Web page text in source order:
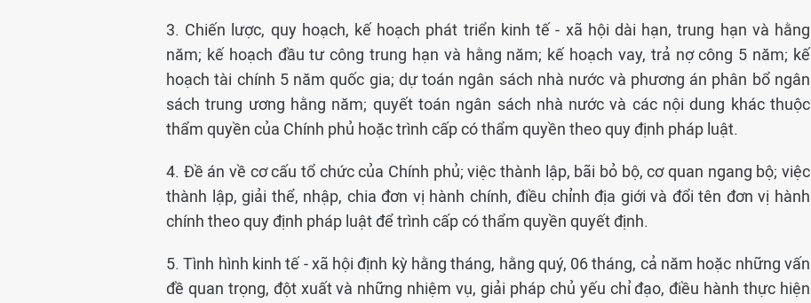
3. Chiến lược, quy hoạch, kế hoạch phát triển kinh tế - xã hội dài hạn, trung hạn và hằng
năm; kế hoạch đầu tư công trung hạn và hằng năm; kế hoạch vay, trả nợ công 5 năm; kế
hoạch tài chính 5 năm quốc gia; dự toán ngân sách nhà nước và phương án phân bổ ngân
sách trung ương hằng năm; quyết toán ngân sách nhà nước và các nội dung khác thuộc
thẩm quyền của Chính phủ hoặc trình cấp có thẩm quyền theo quy định pháp luật.
4. Đề án về cơ cấu tổ chức của Chính phủ; việc thành lập, bãi bỏ bộ, cơ quan ngang bộ; việc
thành lập, giải thể, nhập, chia đơn vị hành chính, điều chỉnh địa giới và đổi tên đơn vị hành
chính theo quy định pháp luật để trình cấp có thẩm quyền quyết định.
5. Tình hình kinh tế - xã hội định kỳ hằng tháng, hằng quý, 06 tháng, cả năm hoặc những vấn
đề quan trọng, đột xuất và những nhiệm vụ, giải pháp chủ yếu chỉ đạo, điều hành thực hiện